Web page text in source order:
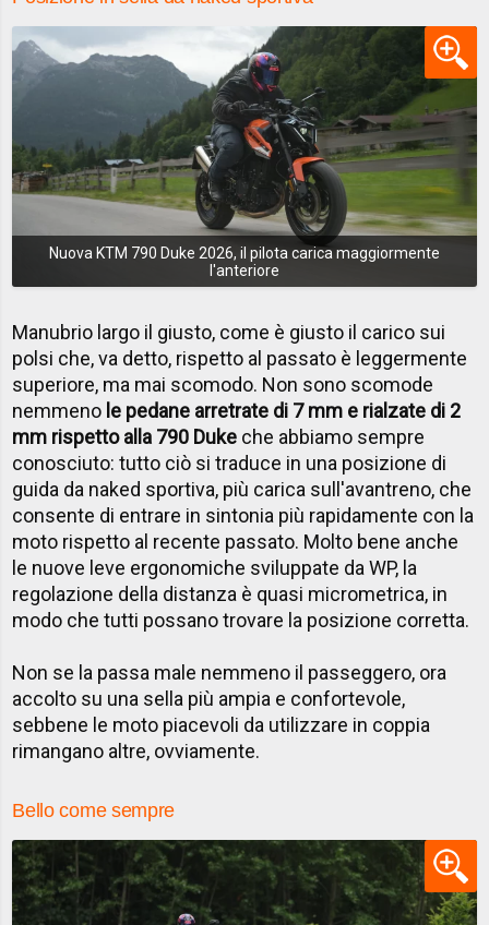
Nuova KTM 790 Duke 2026, il pilota carica maggiormente
l'anteriore
Manubrio largo il giusto, come è giusto il carico sui
polsi che, va detto, rispetto al passato è leggermente
superiore, ma mai scomodo. Non sono scomode
nemmeno le pedane arretrate di 7 mm e rialzate di 2
mm rispetto alla 790 Duke che abbiamo sempre
conosciuto: tutto ciò si traduce in una posizione di
guida da naked sportiva, più carica sull'avantreno, che
consente di entrare in sintonia più rapidamente con la
moto rispetto al recente passato. Molto bene anche
le nuove leve ergonomiche sviluppate da WP, la
regolazione della distanza è quasi micrometrica, in
modo che tutti possano trovare la posizione corretta.
Non se la passa male nemmeno il passeggero, ora
accolto su una sella più ampia e confortevole,
sebbene le moto piacevoli da utilizzare in coppia
rimangano altre, ovviamente.
Bello come sempre